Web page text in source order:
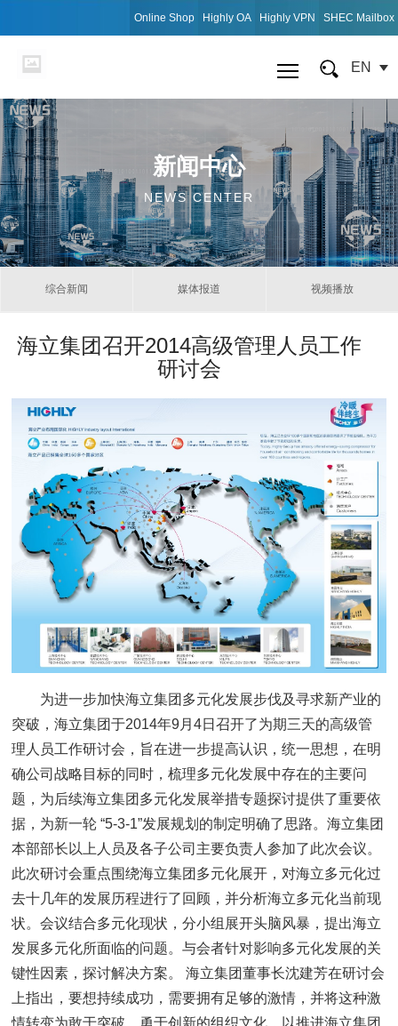
Online Shop Highly OA Highly VPN SHEC Mailbox
EN
新闻中心
NEWS CENTER
综合新闻 媒体报道 视频播放
海立集团召开2014高级管理人员工作
研讨会
为进一步加快海立集团多元化发展步伐及寻求新产业的
突破，海立集团于2014年9月4日召开了为期三天的高级管
理人员工作研讨会，旨在进一步提高认识，统一思想，在明
确公司战略目标的同时，梳理多元化发展中存在的主要问
题，为后续海立集团多元化发展举措专题探讨提供了重要依
据，为新一轮 “5-3-1”发展规划的制定明确了思路。海立集团
本部部长以上人员及各子公司主要负责人参加了此次会议。
此次研讨会重点围绕海立集团多元化展开，对海立多元化过
去十几年的发展历程进行了回顾，并分析海立多元化当前现
状。会议结合多元化现状，分小组展开头脑风暴，提出海立
发展多元化所面临的问题。与会者针对影响多元化发展的关
键性因素，探讨解决方案。 海立集团董事长沈建芳在研讨会
上指出，要想持续成功，需要拥有足够的激情，并将这种激
情转变为敢于突破、勇于创新的组织文化，以推进海立集团